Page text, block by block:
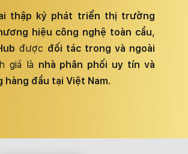
thập kỷ phát triển thị trường
hiệu công nghệ toàn cầu,
được đối tác trong và ngoài
giá là nhà phân phối uy tín và
hàng đầu tại Việt Nam.